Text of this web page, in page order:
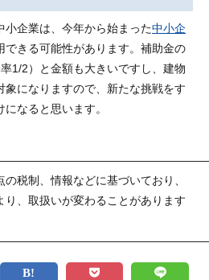
小企業は、今年から始まった中小企
できる可能性があります。補助金の
1/2）と金額も大きいですし、建物
象になりますので、新たな挑戦をす
なると思います。
税制、情報などに基づいており、
り、取扱いが変わることがあります